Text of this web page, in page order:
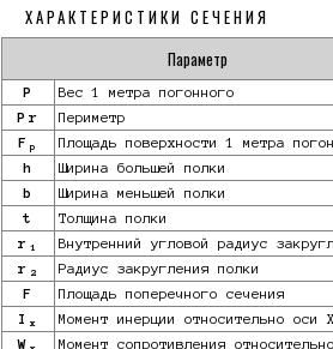
ХАРАКТЕРИСТИКИ СЕЧЕНИЯ
Параметр
P Вес 1 метра погонного
Pr
Периметр
F p Площадь поверхности 1 метра
h
Ширина большей полки
b
Ширина меньшей полки
t
Толщина полки
r 1 Внутренний угловой радиус
r 2 Радиус закругления полки
F
Площадь поперечного сечения
I x Момент инерции относительно оси X
W
Момент сопротивления